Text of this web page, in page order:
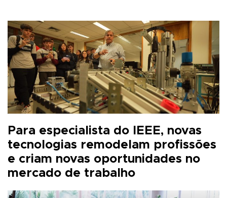
Para especialista do IEEE, novas
tecnologias remodelam profissões
e criam novas oportunidades no
mercado de trabalho